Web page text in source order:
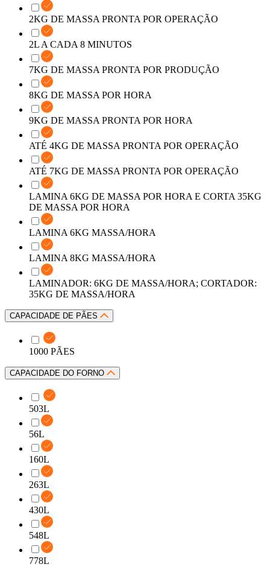
2KG DE MASSA PRONTA POR OPERAÇÃO
2L A CADA 8 MINUTOS
7KG DE MASSA PRONTA POR PRODUÇÃO
8KG DE MASSA POR HORA
9KG DE MASSA PRONTA POR HORA
ATÉ 4KG DE MASSA PRONTA POR OPERAÇÃO
ATÉ 7KG DE MASSA PRONTA POR OPERAÇÃO
LAMINA 6KG DE MASSA POR HORA E CORTA 35KG
DE MASSA POR HORA
LAMINA 6KG MASSA/HORA
LAMINA 8KG MASSA/HORA
LAMINADOR: 6KG DE MASSA/HORA; CORTADOR:
35KG DE MASSA/HORA
CAPACIDADE DE PÃES
1000 PÃES
CAPACIDADE DO FORNO
503L
56L
160L
263L
430L
548L
778L